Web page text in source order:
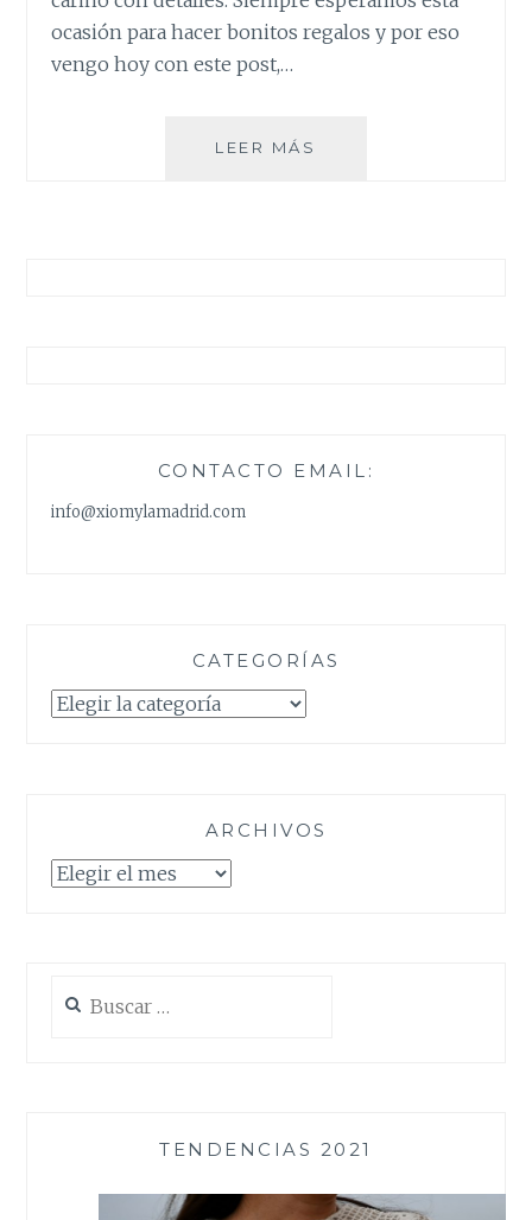
ocasión para hacer bonitos regalos y por eso
vengo hoy con este post,…
LEER MÁS
CONTACTO EMAIL:
info@xiomylamadrid.com
CATEGORÍAS
Categorías
ARCHIVOS
Archivos
TENDENCIAS 2021